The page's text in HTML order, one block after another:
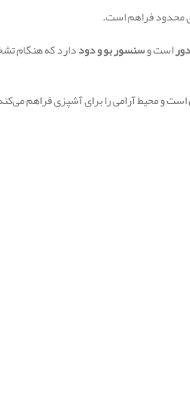
محدود فراهم است.
است وسنسور بو و دوددارد که هنگام
است و محیط آرامی را برای آشپزی فراهم